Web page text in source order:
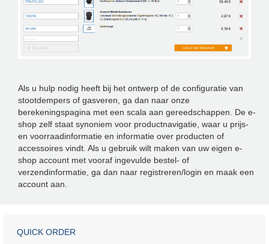
Als u hulp nodig heeft bij het ontwerp of de configuratie van
stootdempers of gasveren, ga dan naar onze
berekeningspagina met een scala aan gereedschappen. De e-
shop zelf staat synoniem voor productnavigatie, waar u prijs-
en voorraadinformatie en informatie over producten of
accessoires vindt. Als u gebruik wilt maken van uw eigen e-
shop account met vooraf ingevulde bestel- of
verzendinformatie, ga dan naar registreren/login en maak een
account aan.
E-mail-Support
QUICK ORDER